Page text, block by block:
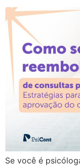
Se você é